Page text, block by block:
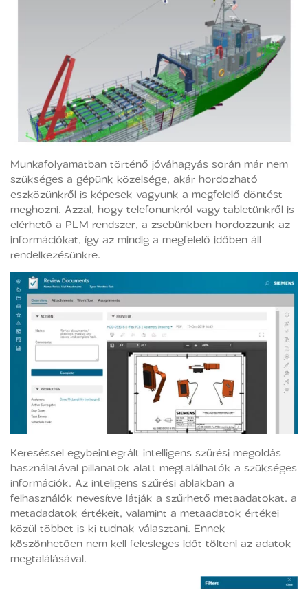
Munkafolyamatban történő jóváhagyás során már nem
szükséges a gépünk közelsége, akár hordozható
eszközünkről is képesek vagyunk a megfelelő döntést
meghozni. Azzal, hogy telefonunkról vagy tabletünkről is
elérhető a PLM rendszer, a zsebünkben hordozzunk az
információkat, így az mindig a megfelelő időben áll
rendelkezésünkre.
Kereséssel egybeintegrált intelligens szűrési megoldás
használatával pillanatok alatt megtalálhatók a szükséges
információk. Az inteligens szűrési ablakban a
felhasználók nevesítve látják a szűrhető metaadatokat, a
metadadatok értékeit, valamint a metaadatok értékei
közül többet is ki tudnak választani. Ennek
köszönhetően nem kell felesleges időt tölteni az adatok
megtalálásával.